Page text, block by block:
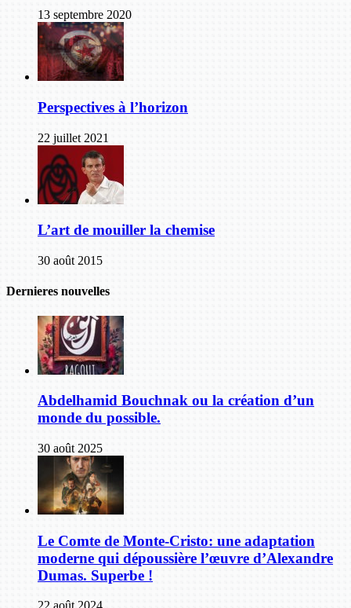
13 septembre 2020
Perspectives à l’horizon
22 juillet 2021
L’art de mouiller la chemise
30 août 2015
Dernieres nouvelles
Abdelhamid Bouchnak ou la création d’un
monde du possible.
30 août 2025
Le Comte de Monte-Cristo: une adaptation
moderne qui dépoussière l’œuvre d’Alexandre
Dumas. Superbe !